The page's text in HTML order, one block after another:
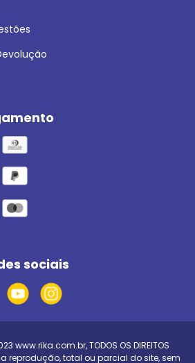
sociais
www.rika.com.br, TODOS OS DIREITOS
a reprodução, total ou parcial do site, sem